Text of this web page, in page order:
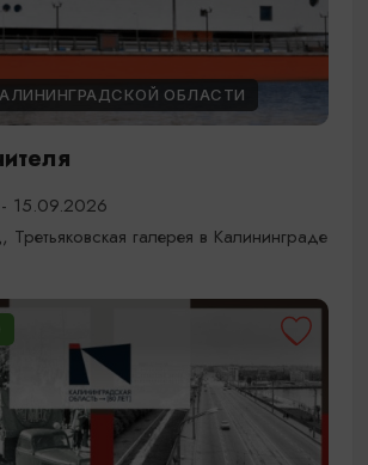
ОБЛАСТИ
15.09.2026
Третьяковская галерея в Калининграде